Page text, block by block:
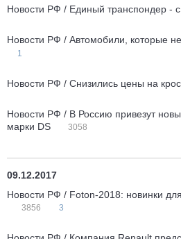
Новости РФ / Единый транспондер -
Новости РФ / Автомобили, которые
1
Новости РФ / Снизились цены на
Новости РФ / В Россию привезут
марки DS
3058
09.12.2017
Новости РФ / Foton-2018: новинки
3856 3